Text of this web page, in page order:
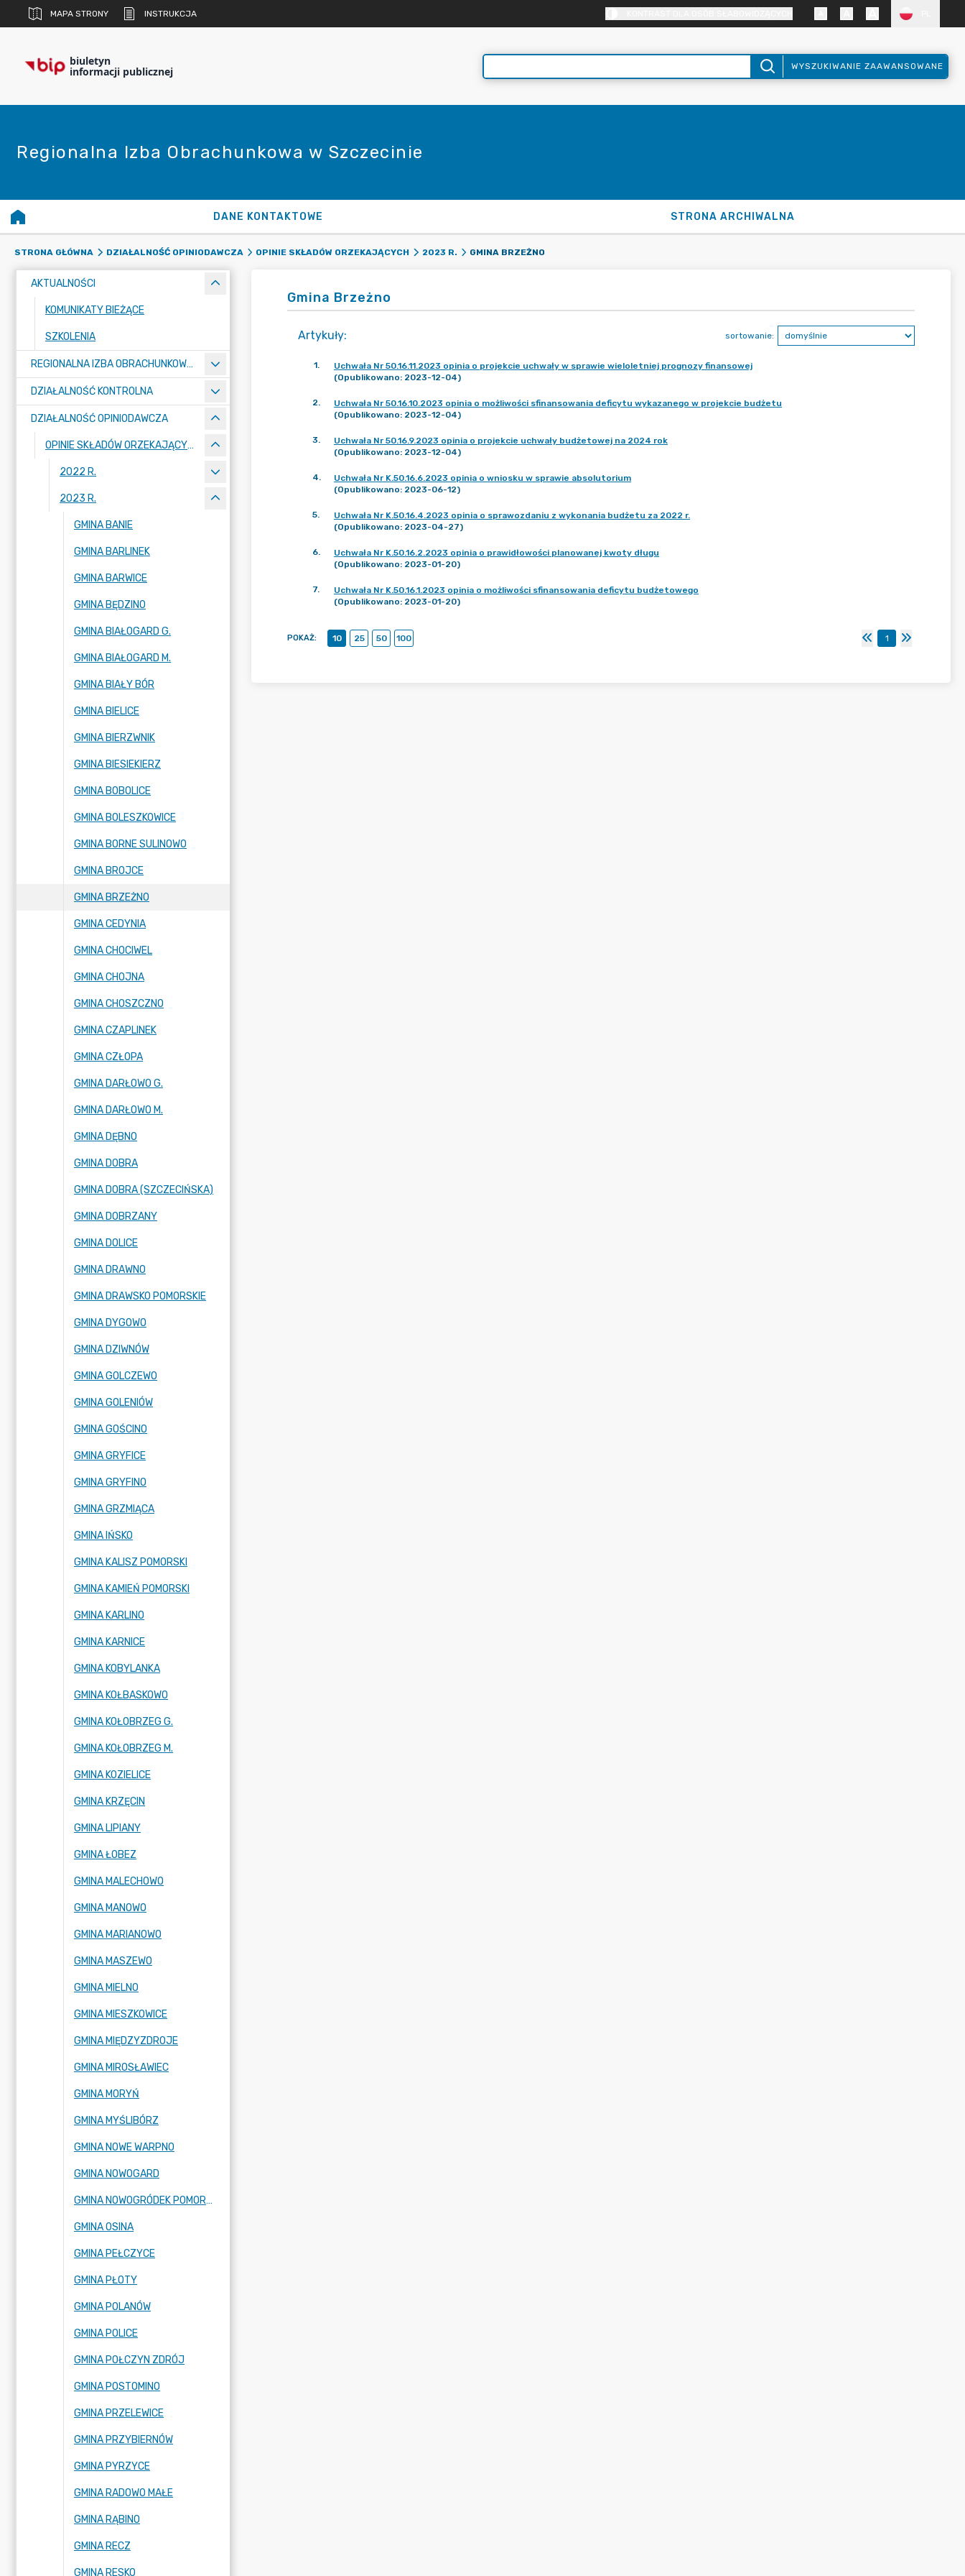
MAPA STRONY INSTRUKCJA
biuletyn
informacji publicznej WYSZUKIWANIE ZAAWANSOWANE
Regionalna Izba Obrachunkowa w Szczecinie
DANE KONTAKTOWE STRONA ARCHIWALNA
STRONA GŁÓWNA DZIAŁALNOŚĆ OPINIODAWCZA OPINIE SKŁADÓW ORZEKAJĄCYCH 2023 R. GMINA BRZEŻNO
AKTUALNOŚCI
KOMUNIKATY BIEŻĄCE
SZKOLENIA
REGIONALNA IZBA OBRACHUNKOWA W SZCZECINIE
DZIAŁALNOŚĆ KONTROLNA
DZIAŁALNOŚĆ OPINIODAWCZA
OPINIE SKŁADÓW ORZEKAJĄCYCH
2022 R.
2023 R.
GMINA BANIE
GMINA BARLINEK
GMINA BARWICE
GMINA BĘDZINO
GMINA BIAŁOGARD G.
GMINA BIAŁOGARD M.
GMINA BIAŁY BÓR
GMINA BIELICE
GMINA BIERZWNIK
GMINA BIESIEKIERZ
GMINA BOBOLICE
GMINA BOLESZKOWICE
GMINA BORNE SULINOWO
GMINA BROJCE
GMINA BRZEŻNO
GMINA CEDYNIA
GMINA CHOCIWEL
GMINA CHOJNA
GMINA CHOSZCZNO
GMINA CZAPLINEK
GMINA CZŁOPA
GMINA DARŁOWO G.
GMINA DARŁOWO M.
GMINA DĘBNO
GMINA DOBRA
GMINA DOBRA (SZCZECIŃSKA)
GMINA DOBRZANY
GMINA DOLICE
GMINA DRAWNO
GMINA DRAWSKO POMORSKIE
GMINA DYGOWO
GMINA DZIWNÓW
GMINA GOLCZEWO
GMINA GOLENIÓW
GMINA GOŚCINO
GMINA GRYFICE
GMINA GRYFINO
GMINA GRZMIĄCA
GMINA IŃSKO
GMINA KALISZ POMORSKI
GMINA KAMIEŃ POMORSKI
GMINA KARLINO
GMINA KARNICE
GMINA KOBYLANKA
GMINA KOŁBASKOWO
GMINA KOŁOBRZEG G.
GMINA KOŁOBRZEG M.
GMINA KOZIELICE
GMINA KRZĘCIN
GMINA LIPIANY
GMINA ŁOBEZ
GMINA MALECHOWO
GMINA MANOWO
GMINA MARIANOWO
GMINA MASZEWO
GMINA MIELNO
GMINA MIESZKOWICE
GMINA MIĘDZYZDROJE
GMINA MIROSŁAWIEC
GMINA MORYŃ
GMINA MYŚLIBÓRZ
GMINA NOWE WARPNO
GMINA NOWOGARD
GMINA NOWOGRÓDEK POMORSKI
GMINA OSINA
GMINA PEŁCZYCE
GMINA PŁOTY
GMINA POLANÓW
GMINA POLICE
GMINA POŁCZYN ZDRÓJ
GMINA POSTOMINO
GMINA PRZELEWICE
GMINA PRZYBIERNÓW
GMINA PYRZYCE
GMINA RADOWO MAŁE
GMINA RĄBINO
GMINA RECZ
GMINA RESKO
Gmina Brzeżno
Artykuły: sortowanie:
1.
Uchwała Nr 50.16.11.2023 opinia o projekcie uchwały w sprawie wieloletniej prognozy finansowej
(Opublikowano: 2023-12-04)
2.
Uchwała Nr 50.16.10.2023 opinia o możliwości sfinansowania deficytu wykazanego w projekcie budżetu
(Opublikowano: 2023-12-04)
3.
Uchwała Nr 50.16.9.2023 opinia o projekcie uchwały budżetowej na 2024 rok
(Opublikowano: 2023-12-04)
4.
Uchwała Nr K.50.16.6.2023 opinia o wniosku w sprawie absolutorium
(Opublikowano: 2023-06-12)
5.
Uchwała Nr K.50.16.4.2023 opinia o sprawozdaniu z wykonania budżetu za 2022 r.
(Opublikowano: 2023-04-27)
6.
Uchwała Nr K.50.16.2.2023 opinia o prawidłowości planowanej kwoty długu
(Opublikowano: 2023-01-20)
7.
Uchwała Nr K.50.16.1.2023 opinia o możliwości sfinansowania deficytu budżetowego
(Opublikowano: 2023-01-20)
POKAŻ: 10 25 50 100 1